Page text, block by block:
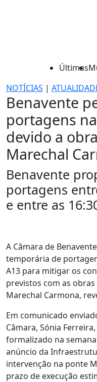
Últimas
NOTÍCIAS |
Benavente
portagens
devido a
Marechal
Benavente
portagens
e entre as
A Câmara de
temporária de
A13 para mitigar os
previstos com as
Marechal Carmona,
Em comunicado
Câmara, Sónia
formalizado na
anúncio da
intervenção na ponte
prazo de execução